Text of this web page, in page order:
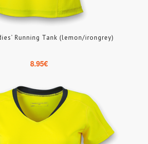
Running Tank (lemon/irongrey)
8.95€